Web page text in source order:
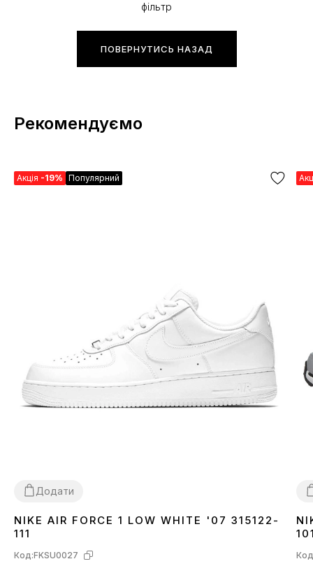
фільтр
ПОВЕРНУТИСЬ НАЗАД
Рекомендуємо
Акція -19% Популярний
Додати
3637 38 39 40414243 444546
NIKE AIR FORCE 1 LOW WHITE '07 315122-
111
Код:FKSU0027